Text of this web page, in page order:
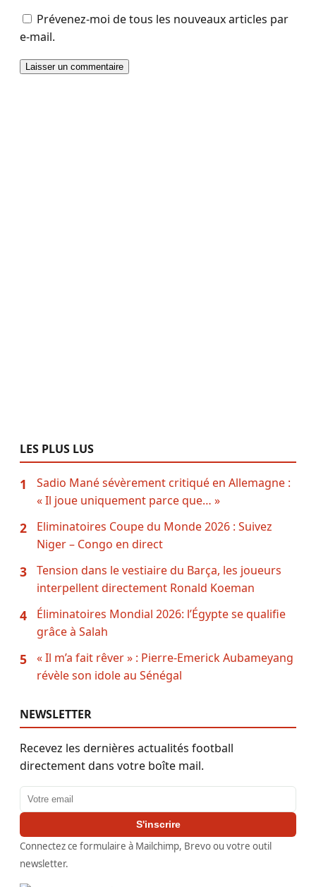
Prévenez-moi de tous les nouveaux articles par
e-mail.
LES PLUS LUS
1
Sadio Mané sévèrement critiqué en Allemagne :
« Il joue uniquement parce que… »
2
Eliminatoires Coupe du Monde 2026 : Suivez
Niger – Congo en direct
3
Tension dans le vestiaire du Barça, les joueurs
interpellent directement Ronald Koeman
4
Éliminatoires Mondial 2026: l’Égypte se qualifie
grâce à Salah
5
« Il m’a fait rêver » : Pierre-Emerick Aubameyang
révèle son idole au Sénégal
NEWSLETTER
Recevez les dernières actualités football
directement dans votre boîte mail.
Adresse email
S'inscrire
Connectez ce formulaire à Mailchimp, Brevo ou votre outil
newsletter.